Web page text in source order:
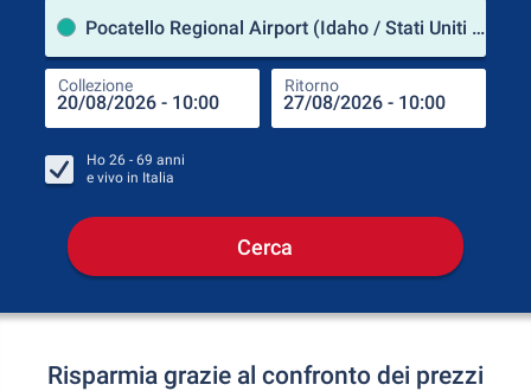
Pocatello Regional Airport (Idaho / Stati Uniti d'America)
Collezione Ritorno
Ho 26 - 69 anni
e vivo in Italia
Cerca
Risparmia grazie al confronto dei prezzi